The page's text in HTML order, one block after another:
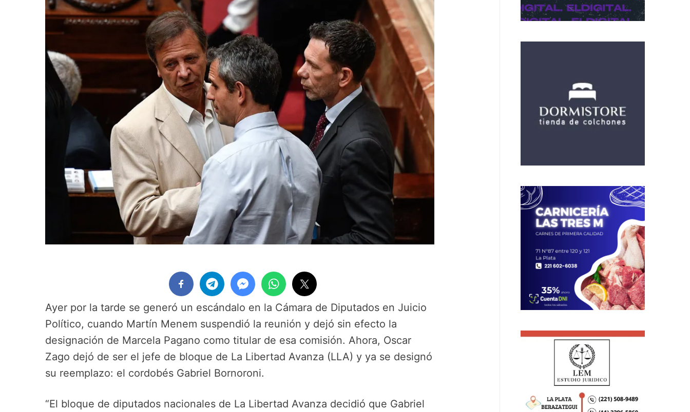
Ayer por la tarde se generó un escándalo en la Cámara de Diputados en Juicio
Político, cuando Martín Menem suspendió la reunión y dejó sin efecto la
designación de Marcela Pagano como titular de esa comisión. Ahora, Oscar
Zago dejó de ser el jefe de bloque de La Libertad Avanza (LLA) y ya se designó
su reemplazo: el cordobés Gabriel Bornoroni.
“El bloque de diputados nacionales de La Libertad Avanza decidió que Gabriel